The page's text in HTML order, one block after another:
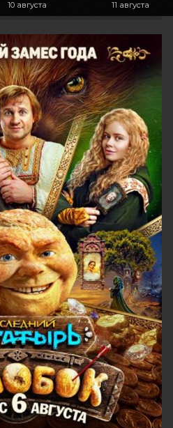
10 августа 11 августа